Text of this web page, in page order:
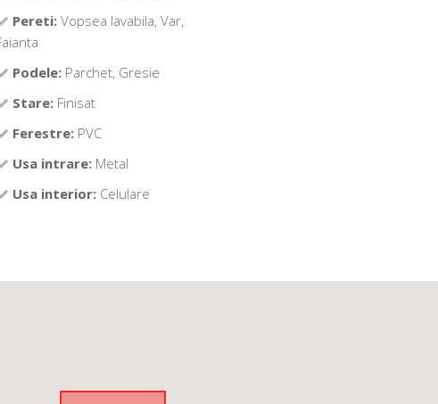
Pereti: Vopsea lavabila, Var,
Podele: Parchet, Gresie
Stare: Finisat
Ferestre: PVC
Usa intrare: Metal
Usa interior: Celulare